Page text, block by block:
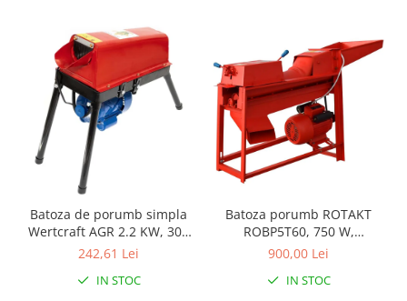
Costume Craciun
Decoratiuni luminoase exterioare &
interioare
Figurine muzicale
Figurine si decoratiuni Craciun
Furtun - Tub - rola craciun
Instalatii Craciun 220V
Instalatii cu baterii
Instalatii de Craciun
Instalatii liniare si role de furtun
Instalatii liniare/sir
Batoza de porumb simpla
Wertcraft AGR 2.2 KW, 300
kg/h
242,61 Lei
IN STOC
Batoza porumb ROTAKT
ROBP5T60, 750 W,
Productivitate de 1000
900,00 Lei
IN STOC